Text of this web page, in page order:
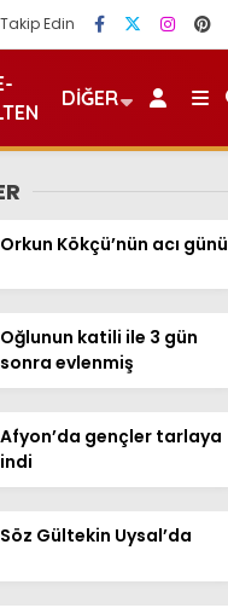
Edin
DIĞER
Orkun Kökçü’nün acı günü
Oğlunun katili ile 3 gün
sonra evlenmiş
Afyon’da gençler tarlaya
indi
Söz Gültekin Uysal’da